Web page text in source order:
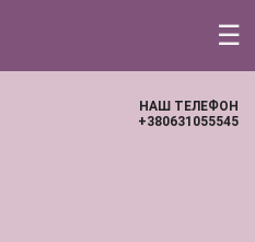
☰
НАШ ТЕЛЕФОН
+380631055545